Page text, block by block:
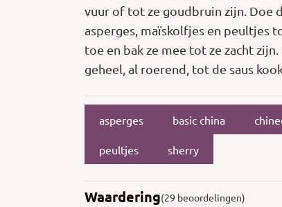
vuur of tot ze goudbruin zijn. Doe
asperges, maïskolfjes en peultjes
toe en bak ze mee tot ze zacht
geheel, al roerend, tot de saus
asperges basic china
peultjes sherry
Waardering(29 beoordelingen)